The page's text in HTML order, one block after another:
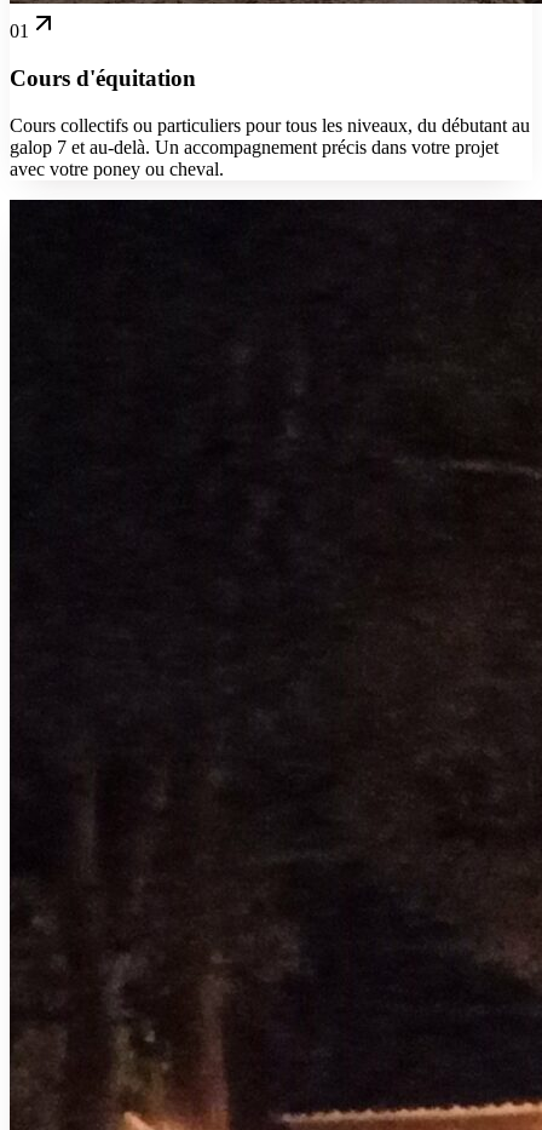
01
Cours d'équitation
Cours collectifs ou particuliers pour tous les niveaux, du débutant au
galop 7 et au-delà. Un accompagnement précis dans votre projet
avec votre poney ou cheval.